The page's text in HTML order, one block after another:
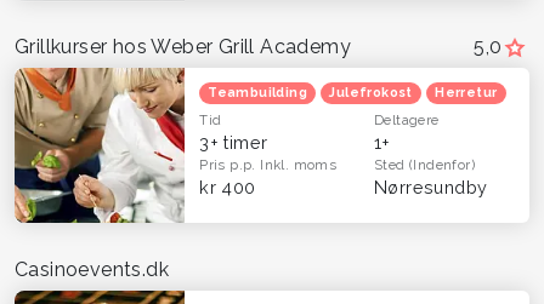
5,0
Grillkurser hos Weber Grill Academy
Teambuilding Julefrokost Herretur
Tid
3+ timer
Deltagere
1+
Pris p.p. Inkl. moms
kr 400
Sted(Indenfor)
Nørresundby
Casinoevents.dk